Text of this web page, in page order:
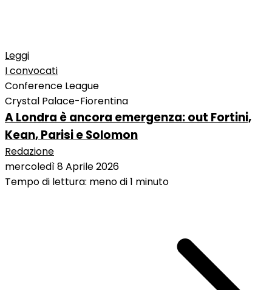
Leggi
I convocati
Conference League
Crystal Palace-Fiorentina
A Londra è ancora emergenza: out Fortini,
Kean, Parisi e Solomon
Redazione
mercoledì 8 Aprile 2026
Tempo di lettura: meno di 1 minuto